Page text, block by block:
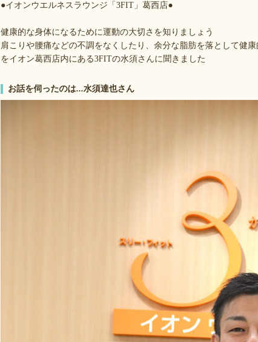
●イオンウエルネスラウンジ「3FIT」葛西店●
健康的な身体になるために運動の大切さを知りましょう
肩こりや腰痛などの不調をなくしたり、余分な脂肪を落として健
をイオン葛西店内にある3FITの水須さんに聞きました
お話を伺ったのは...水須達也さん